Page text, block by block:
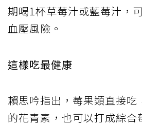
期喝1杯草莓汁或藍莓汁，
血壓風險。
這樣吃最健康
賴思吟指出，莓果類直接吃
的花青素，也可以打成綜合